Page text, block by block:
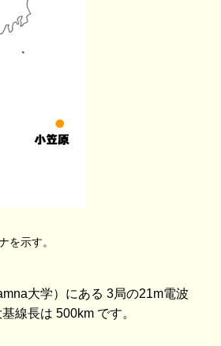
を示す。
大学）にある 3局の21m電波
線長は 500km です。